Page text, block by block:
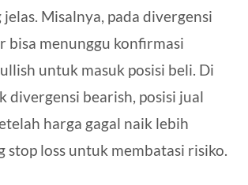
Misalnya, pada divergensi
bisa menunggu konfirmasi
untuk masuk posisi beli. Di
divergensi bearish, posisi jual
harga gagal naik lebih
stop loss untuk membatasi risiko.